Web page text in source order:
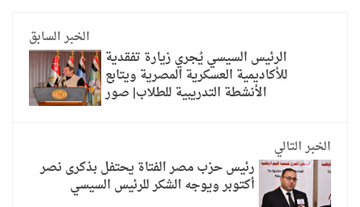
الخبر السابق
الرئيس السيسي يُجري زيارة تفقدية
للأكاديمية العسكرية المصرية ويتابع
الأنشطة التدريبية للطلاب| صور
الخبر التالي
رئيس حزب مصر الفتاة يحتفل بذكرى نصر
أكتوبر ويوجه الشكر للرئيس السيسي